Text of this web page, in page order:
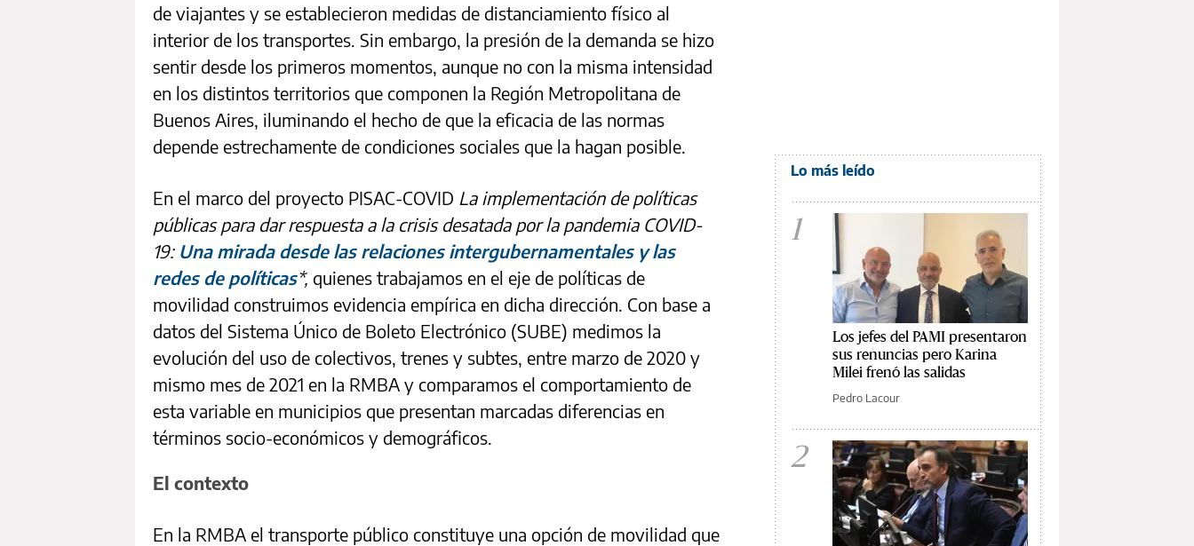
de viajantes y se establecieron medidas de distanciamiento físico al
interior de los transportes. Sin embargo, la presión de la demanda se hizo
sentir desde los primeros momentos, aunque no con la misma intensidad
en los distintos territorios que componen la Región Metropolitana de
Buenos Aires, iluminando el hecho de que la eficacia de las normas
depende estrechamente de condiciones sociales que la hagan posible.
En el marco del proyecto PISAC-COVID La implementación de políticas
públicas para dar respuesta a la crisis desatada por la pandemia COVID-
19: Una mirada desde las relaciones intergubernamentales y las
redes de políticas*, quienes trabajamos en el eje de políticas de
movilidad construimos evidencia empírica en dicha dirección. Con base a
datos del Sistema Único de Boleto Electrónico (SUBE) medimos la
evolución del uso de colectivos, trenes y subtes, entre marzo de 2020 y
mismo mes de 2021 en la RMBA y comparamos el comportamiento de
esta variable en municipios que presentan marcadas diferencias en
términos socio-económicos y demográficos.
El contexto
En la RMBA el transporte público constituye una opción de movilidad que
Lo más leído
1
Los jefes del PAMI presentaron
sus renuncias pero Karina
Milei frenó las salidas
Pedro Lacour
2